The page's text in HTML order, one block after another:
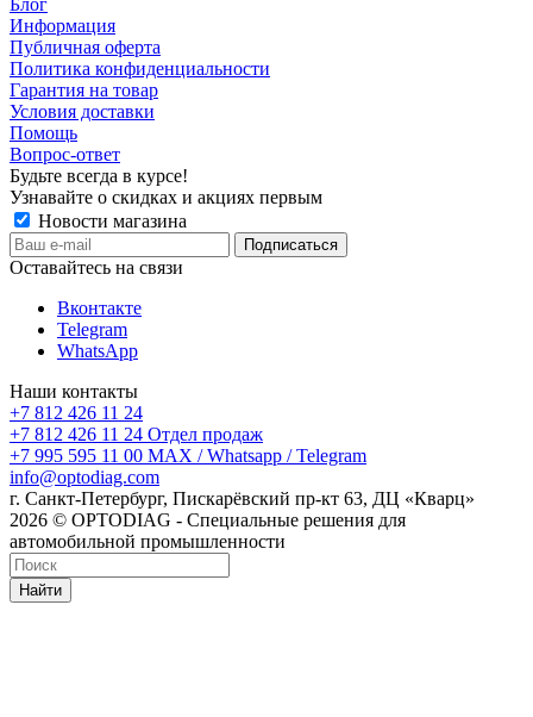
Информация
Публичная оферта
Политика конфиденциальности
Гарантия на товар
Условия доставки
Помощь
Вопрос-ответ
Будьте всегда в курсе!
Узнавайте о скидках и акциях первым
Новости магазина
Оставайтесь на связи
Вконтакте
Telegram
WhatsApp
Наши контакты
+7 812 426 11 24
+7 812 426 11 24 Отдел продаж
+7 995 595 11 00 MAX / Whatsapp / Telegram
info@optodiag.com
г. Санкт-Петербург, Пискарёвский пр-кт 63, ДЦ «Кварц»
2026 © OPTODIAG - Специальные решения для
автомобильной промышленности
Найти